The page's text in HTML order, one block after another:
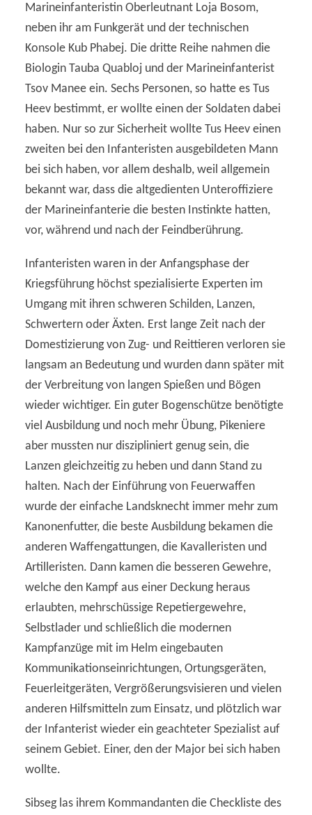
Marineinfanteristin Oberleutnant Loja Bosom,
neben ihr am Funkgerät und der technischen
Konsole Kub Phabej. Die dritte Reihe nahmen die
Biologin Tauba Quabloj und der Marineinfanterist
Tsov Manee ein. Sechs Personen, so hatte es Tus
Heev bestimmt, er wollte einen der Soldaten dabei
haben. Nur so zur Sicherheit wollte Tus Heev einen
zweiten bei den Infanteristen ausgebildeten Mann
bei sich haben, vor allem deshalb, weil allgemein
bekannt war, dass die altgedienten Unteroffiziere
der Marineinfanterie die besten Instinkte hatten,
vor, während und nach der Feindberührung.
Infanteristen waren in der Anfangsphase der
Kriegsführung höchst spezialisierte Experten im
Umgang mit ihren schweren Schilden, Lanzen,
Schwertern oder Äxten. Erst lange Zeit nach der
Domestizierung von Zug- und Reittieren verloren sie
langsam an Bedeutung und wurden dann später mit
der Verbreitung von langen Spießen und Bögen
wieder wichtiger. Ein guter Bogenschütze benötigte
viel Ausbildung und noch mehr Übung, Pikeniere
aber mussten nur diszipliniert genug sein, die
Lanzen gleichzeitig zu heben und dann Stand zu
halten. Nach der Einführung von Feuerwaffen
wurde der einfache Landsknecht immer mehr zum
Kanonenfutter, die beste Ausbildung bekamen die
anderen Waffengattungen, die Kavalleristen und
Artilleristen. Dann kamen die besseren Gewehre,
welche den Kampf aus einer Deckung heraus
erlaubten, mehrschüssige Repetiergewehre,
Selbstlader und schließlich die modernen
Kampfanzüge mit im Helm eingebauten
Kommunikationseinrichtungen, Ortungsgeräten,
Feuerleitgeräten, Vergrößerungsvisieren und vielen
anderen Hilfsmitteln zum Einsatz, und plötzlich war
der Infanterist wieder ein geachteter Spezialist auf
seinem Gebiet. Einer, den der Major bei sich haben
wollte.
Sibseg las ihrem Kommandanten die Checkliste des